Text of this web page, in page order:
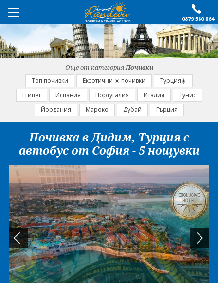
0879 580 864
ПРЕПОРЪЧАНО
ЕКСКУРЗИИ
ПОЧИВКИ
Контакти
Условия за записване
Политика за лични
данни
Документи
ПОСЛЕДВАЙТЕ НИ
Още от категорияПочивки
Топ почивки Екзотични ☀️ почивки
Турция☀️
Египет
Испания Португалия Италия
Тунис
Йордания
Мароко Дубай Гърция
Почивка в Дидим, Турция с
автобус от София - 5 нощувки